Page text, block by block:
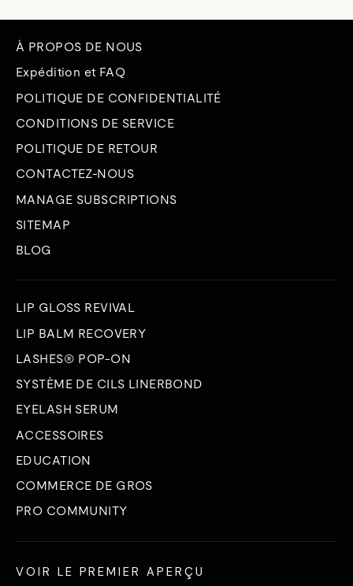
À PROPOS DE NOUS
Expédition et FAQ
POLITIQUE DE CONFIDENTIALITÉ
CONDITIONS DE SERVICE
POLITIQUE DE RETOUR
CONTACTEZ-NOUS
MANAGE SUBSCRIPTIONS
SITEMAP
BLOG
LIP GLOSS REVIVAL
LIP BALM RECOVERY
LASHES® POP-ON
SYSTÈME DE CILS LINERBOND
EYELASH SERUM
ACCESSOIRES
EDUCATION
COMMERCE DE GROS
PRO COMMUNITY
VOIR LE PREMIER APERÇU